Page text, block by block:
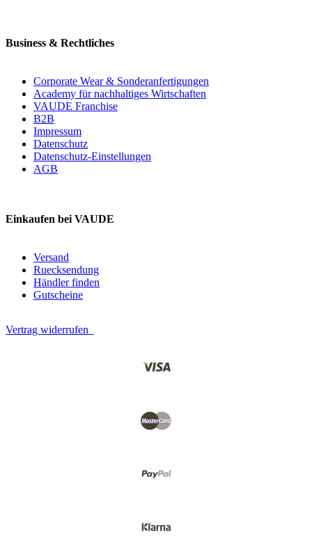
Business & Rechtliches
Corporate Wear & Sonderanfertigungen
Academy für nachhaltiges Wirtschaften
VAUDE Franchise
B2B
Impressum
Datenschutz
Datenschutz-Einstellungen
AGB
Einkaufen bei VAUDE
Versand
Ruecksendung
Händler finden
Gutscheine
Vertrag widerrufen